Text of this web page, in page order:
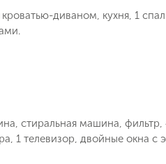
с вами
уведомления
туры по Ольга
Отправить
диваном, кухня, 1
стиральная машина, фильтр,
1 телевизор, двойные окна